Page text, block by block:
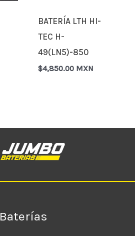
BATERÍA LTH HI-
TEC H-
49(LN5)-850
$4,850.00 MXN
Baterías